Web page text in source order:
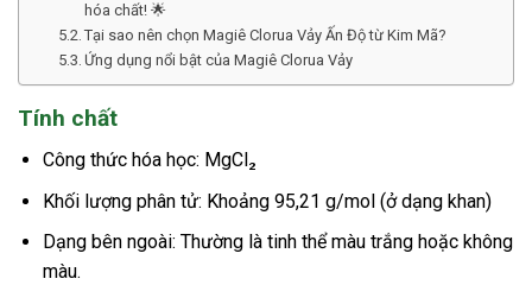
hóa chất! 🌟
Tại sao nên chọn Magiê Clorua Vảy Ấn Độ từ Kim Mã?
Ứng dụng nổi bật của Magiê Clorua Vảy
Tính chất
Công thức hóa học: MgCl₂
Khối lượng phân tử: Khoảng 95,21 g/mol (ở dạng khan)
Dạng bên ngoài: Thường là tinh thể màu trắng hoặc không
màu.